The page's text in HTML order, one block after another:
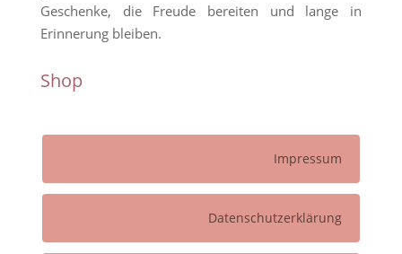
Geschenke, die Freude bereiten und lange in
Erinnerung bleiben.
Shop
Impressum
Datenschutzerklärung